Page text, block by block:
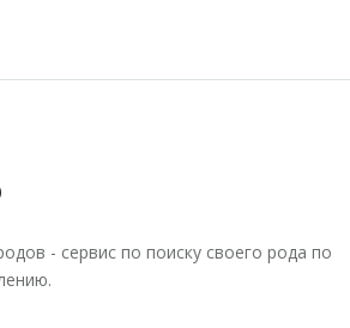
- сервис по поиску своего рода по